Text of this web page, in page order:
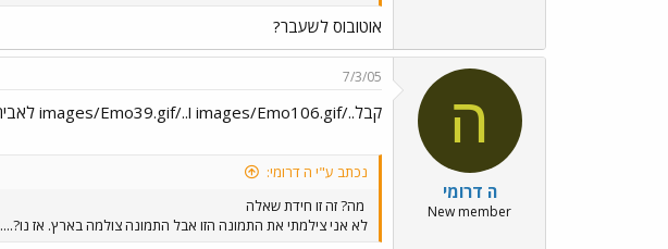
אוטובוס לשעבר?
ה
ה דרומי
New member
7/3/05
קבל../images/Emo106.gif ו../images/Emo39.gif לאביתר על חצי תשוב
נכתב ע"י ה דרומי:
מה? זה זו חידת שאלה
לא אני צילמתי את התמונה הזו אבל התמונה צולמה בארץ. אז נו?....